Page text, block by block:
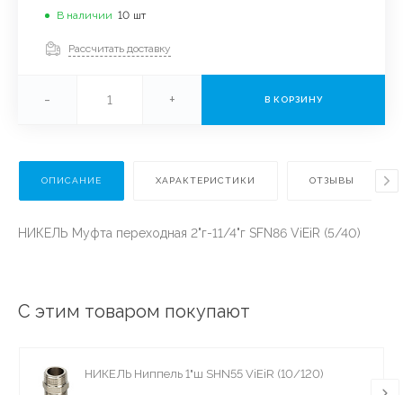
В наличии 10 шт
Рассчитать доставку
- + В КОРЗИНУ
ОПИСАНИЕ ХАРАКТЕРИСТИКИ ОТЗЫВЫ
НИКЕЛЬ Муфта переходная 2"г-11/4"г SFN86 ViEiR (5/40)
С этим товаром покупают
НИКЕЛЬ Ниппель 1"ш SHN55 ViEiR (10/120)